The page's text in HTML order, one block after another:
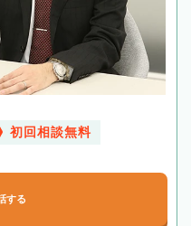
初回相談無料
する